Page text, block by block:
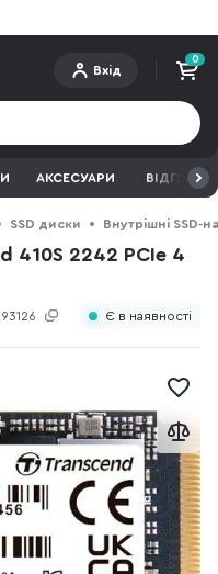
Вхід
0
АКСЕСУАРИ ВІДГУКИ
SSD диски Внутрішні SSD-
410S 2242 PCIe 4
Є в наявності